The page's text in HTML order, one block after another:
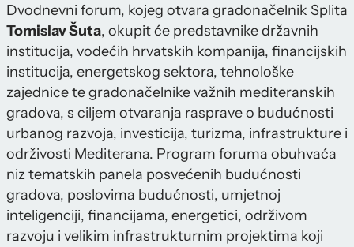
Dvodnevni forum, kojeg otvara gradonačelnik Splita
Tomislav Šuta, okupit će predstavnike državnih
institucija, vodećih hrvatskih kompanija, financijskih
institucija, energetskog sektora, tehnološke
zajednice te gradonačelnike važnih mediteranskih
gradova, s ciljem otvaranja rasprave o budućnosti
urbanog razvoja, investicija, turizma, infrastrukture i
održivosti Mediterana. Program foruma obuhvaća
niz tematskih panela posvećenih budućnosti
gradova, poslovima budućnosti, umjetnoj
inteligenciji, financijama, energetici, održivom
razvoju i velikim infrastrukturnim projektima koji